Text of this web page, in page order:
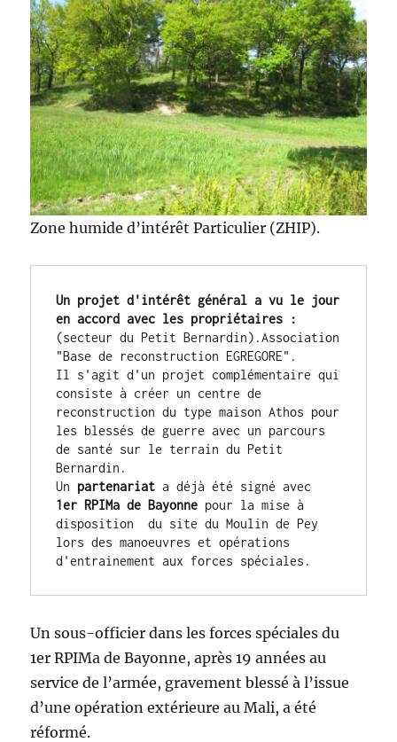
Zone humide d’intérêt Particulier (ZHIP).
Un projet d'intérêt général a vu le jour
en accord avec les propriétaires :
(secteur du Petit Bernardin).Association
"Base de reconstruction EGREGORE".
Il s'agit d'un projet complémentaire qui
consiste à créer un centre de
reconstruction du type maison Athos pour
les blessés de guerre avec un parcours
de santé sur le terrain du Petit
Bernardin.
Un partenariat
1er RPIMa de Bayonne pour la mise à
disposition  du site du Moulin de Pey
lors des manoeuvres et opérations
d'entrainement aux forces spéciales.
Un sous-officier dans les forces spéciales du
1er RPIMa de Bayonne, après 19 années au
service de l’armée, gravement blessé à l’issue
d’une opération extérieure au Mali, a été
réformé.